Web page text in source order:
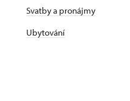
Svatby a pronájmy
Ubytování